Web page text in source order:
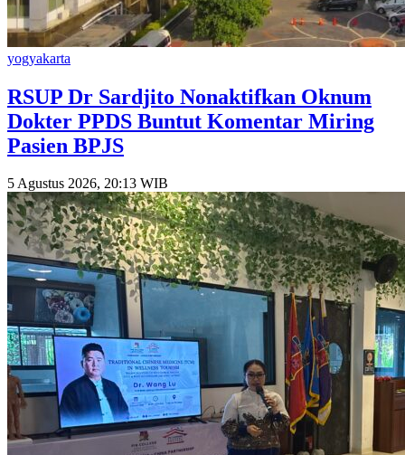
yogyakarta
RSUP Dr Sardjito Nonaktifkan Oknum
Dokter PPDS Buntut Komentar Miring
Pasien BPJS
5 Agustus 2026, 20:13 WIB